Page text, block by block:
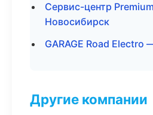
Сервис-центр
Новосибирск
GARAGE Road Electro
Другие компании